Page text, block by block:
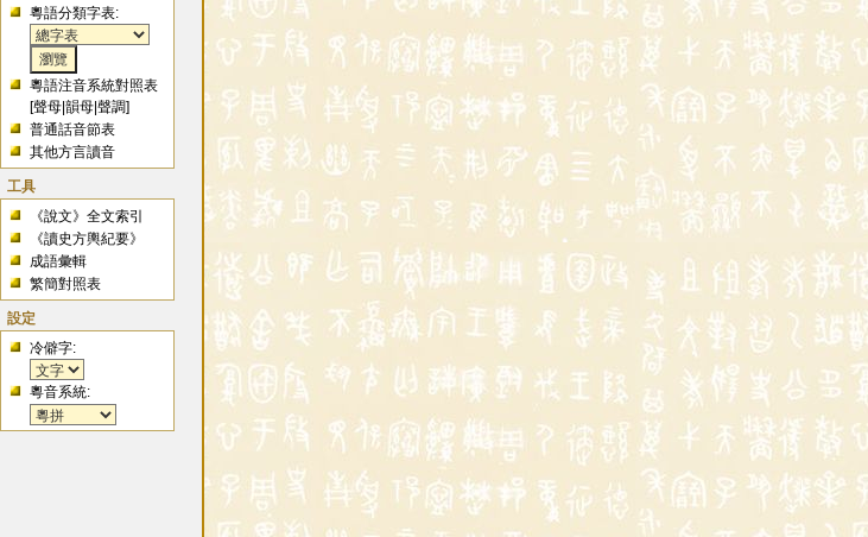
粵語分類字表:
粵語注音系統對照表
[聲母 |韻母 |聲調]
普通話音節表
其他方言讀音
工具
《說文》全文索引
《讀史方輿紀要》
成語彙輯
繁簡對照表
設定
冷僻字:
粵音系統: